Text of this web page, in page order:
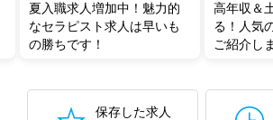
夏入職求人増加中！魅力的
なセラピスト求人は早いも
の勝ちです！
高年収＆
る！人気
ご紹介し
保存した求人